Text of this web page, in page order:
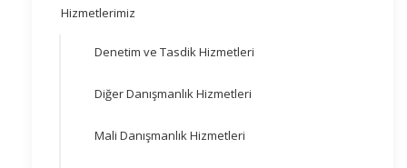
Hizmetlerimiz
Denetim ve Tasdik Hizmetleri
Diğer Danışmanlık Hizmetleri
Mali Danışmanlık Hizmetleri